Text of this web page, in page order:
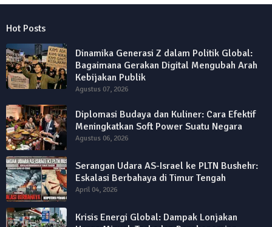
Hot Posts
Dinamika Generasi Z dalam Politik Global:
Bagaimana Gerakan Digital Mengubah Arah
Kebijakan Publik
Agustus 07, 2026
Diplomasi Budaya dan Kuliner: Cara Efektif
Meningkatkan Soft Power Suatu Negara
Agustus 06, 2026
Serangan Udara AS-Israel ke PLTN Bushehr:
Eskalasi Berbahaya di Timur Tengah
April 04, 2026
Krisis Energi Global: Dampak Lonjakan